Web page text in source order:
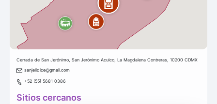
Cerrada de San Jerónimo, San Jerónimo Aculco, La Magdalena Contreras, 10200 CDMX
sanjelidice@gmail.com
+52 (55) 5681 0386
Sitios cercanos